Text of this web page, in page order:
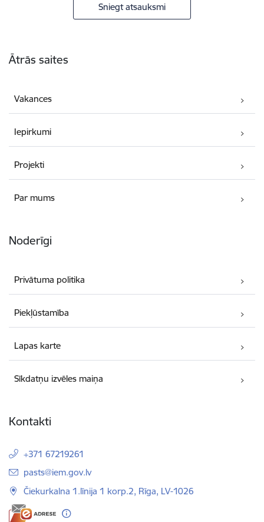
Sniegt atsauksmi
Ātrās saites
Vakances
Iepirkumi
Projekti
Par mums
Noderīgi
Privātuma politika
Piekļūstamība
Lapas karte
Sīkdatņu izvēles maiņa
Kontakti
+371 67219261
E-pasts:
pasts@iem.gov.lv
Čiekurkalna 1.līnija 1 korp.2, Rīga, LV-1026